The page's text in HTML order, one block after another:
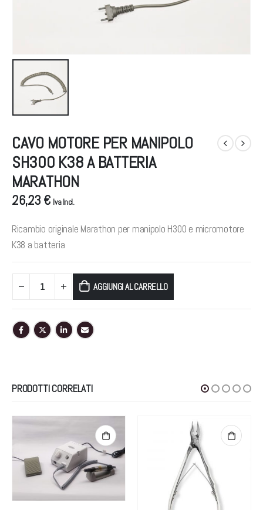
CAVO MOTORE PER MANIPOLO
SH300 K38 A BATTERIA
MARATHON
26,23 € Iva Incl.
Ricambio originale Marathon per manipolo H300 e micromotore
K38 a batteria
AGGIUNGI AL CARRELLO
PRODOTTI CORRELATI